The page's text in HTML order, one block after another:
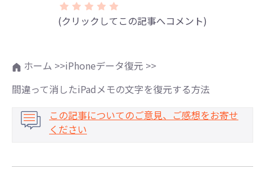
(クリックしてこの記事へコメント)
ホーム >>iPhoneデータ復元 >>
間違って消したiPadメモの文字を復元する方法
この記事についてのご意見、ご感想をお寄せ
ください